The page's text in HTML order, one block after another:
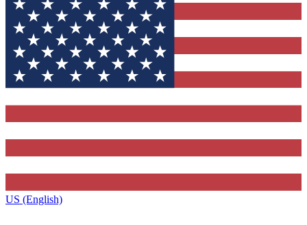
US (English)